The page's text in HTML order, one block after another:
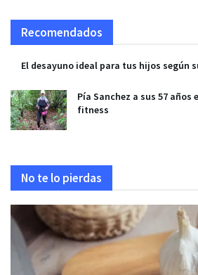
Recomendados
El desayuno ideal para tus hijos según
Pía Sanchez a sus 57
fitness
No te lo pierdas